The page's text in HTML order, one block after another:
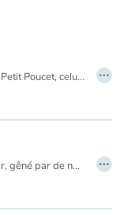
Vous connaissez déjà l’Ogre du Petit Poucet, celui du Chat Botté ! Vous aimerez le reste de la famille. À moins que le petit dernier ne vous reste en travers... …
Le meunier n’arrive pas à dormir, gêné par de nombreux importuns. Pour les chasser, son moulin tournera de plus en plus vite. …